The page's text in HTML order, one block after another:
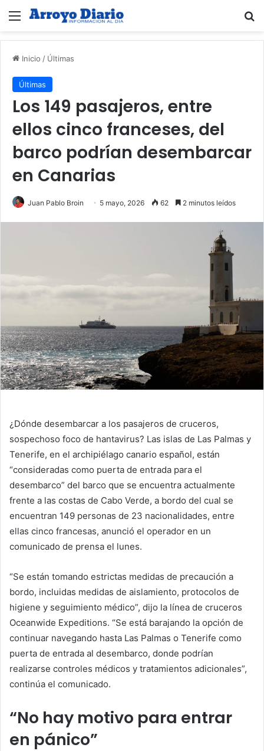
Menú
Inicio / Últimas
Últimas
Los 149 pasajeros, entre
ellos cinco franceses, del
barco podrían desembarcar
en Canarias
Juan Pablo Broin 5 mayo, 2026 62 2 minutos leídos
¿Dónde desembarcar a los pasajeros de cruceros,
sospechoso foco de hantavirus? Las islas de Las Palmas y
Tenerife, en el archipiélago canario español, están
“consideradas como puerta de entrada para el
desembarco” del barco que se encuentra actualmente
frente a las costas de Cabo Verde, a bordo del cual se
encuentran 149 personas de 23 nacionalidades, entre
ellas cinco francesas, anunció el operador en un
comunicado de prensa el lunes.
“Se están tomando estrictas medidas de precaución a
bordo, incluidas medidas de aislamiento, protocolos de
higiene y seguimiento médico”, dijo la línea de cruceros
Oceanwide Expeditions. “Se está barajando la opción de
continuar navegando hasta Las Palmas o Tenerife como
puerta de entrada al desembarco, donde podrían
realizarse controles médicos y tratamientos adicionales”,
continúa el comunicado.
“No hay motivo para entrar
en pánico”